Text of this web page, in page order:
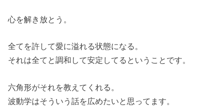
心を解き放とう。
全てを許して愛に溢れる状態になる。
それは全てと調和して安定してるということです。
六角形がそれを教えてくれる。
波動学はそういう話を広めたいと思ってます。